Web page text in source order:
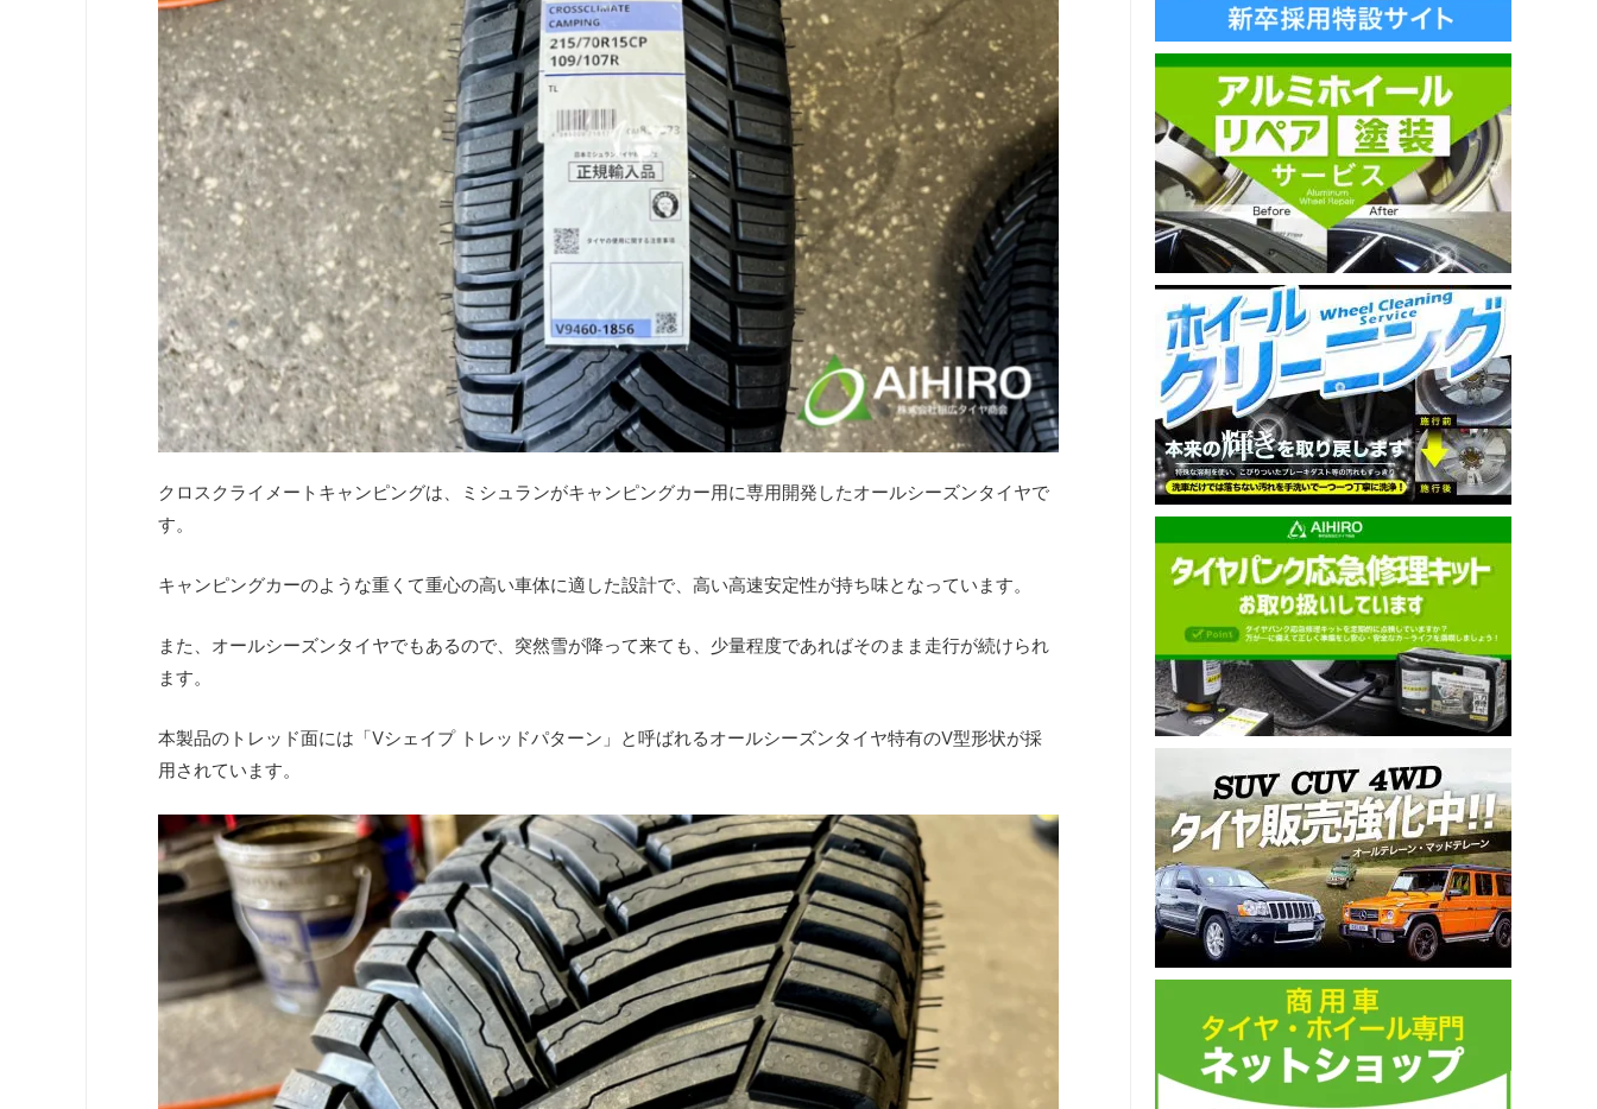
クロスクライメートキャンピングは、ミシュランがキャンピングカー用に専用開発したオールシーズンタイヤで
す。
キャンピングカーのような重くて重心の高い車体に適した設計で、高い高速安定性が持ち味となっています。
また、オールシーズンタイヤでもあるので、突然雪が降って来ても、少量程度であればそのまま走行が続けられ
ます。
本製品のトレッド面には「Vシェイプ トレッドパターン」と呼ばれるオールシーズンタイヤ特有のV型形状が採
用されています。